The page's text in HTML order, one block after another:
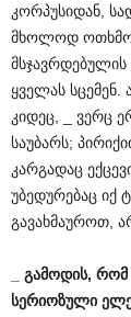
კორპუსიდან,
მხოლოდ
მსჯავრდებულის
ყველას სცემენ.
კიდეც, _ ვერც
საუბარს;
კარგადაც
უბედურებაც იქ
გავახმაუროთ,
გამოდის, რომ
სერიოზული